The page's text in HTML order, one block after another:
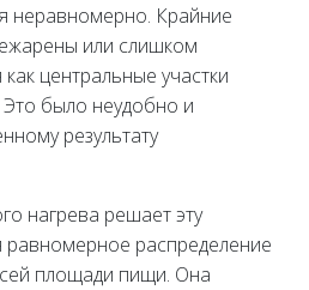
неравномерно. Крайние
или слишком
центральные участки
было неудобно и
результату
нагрева решает эту
распределение
площади пищи. Она